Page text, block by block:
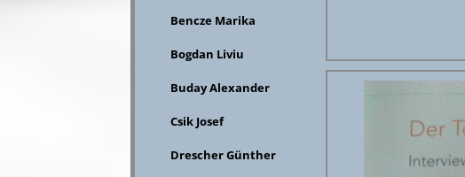
Bencze Marika
Bogdan Liviu
Buday Alexander
Csik Josef
Drescher Günther